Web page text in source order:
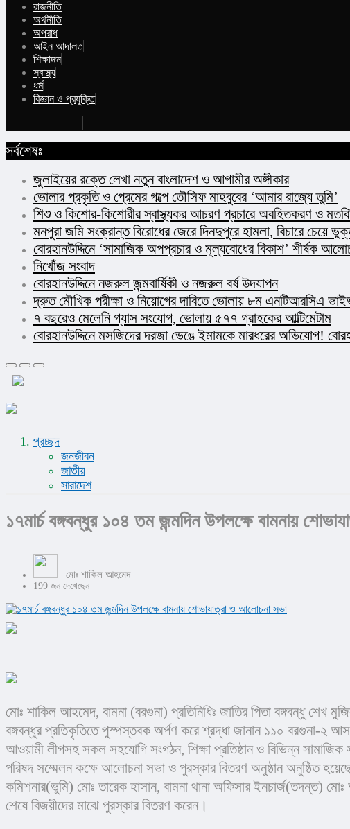
রাজনীতি
অর্থনীতি
অপরাধ
আইন আদালত
শিক্ষাঙ্গন
স্বাস্থ্য
ধর্ম
বিজ্ঞান ও প্রযুক্তি
সর্বশেষঃ
জুলাইয়ের রক্তে লেখা নতুন বাংলাদেশ ও আগামীর অঙ্গীকার​
ভোলার প্রকৃতি ও প্রেমের গল্পে তৌসিফ মাহবুবের ‘আমার রাজ্যে তুমি’
শিশু ও কিশোর-কিশোরীর স্বাস্থ্যকর আচরণ প্রচারে অবহিতকরণ ও
মনপুরা জমি সংক্রান্ত বিরোধের জেরে দিনদুপুরে হামলা, বিচারে চেয়ে
বোরহানউদ্দিনে ‘সামাজিক অপপ্রচার ও মূল্যবোধের বিকাশ’ শীর্ষক
নিখোঁজ সংবাদ
বোরহানউদ্দিনে নজরুল জন্মবার্ষিকী ও নজরুল বর্ষ উদযাপন
দ্রুত মৌখিক পরীক্ষা ও নিয়োগের দাবিতে ভোলায় ৮ম এনটিআরসিএ
৭ বছরেও মেলেনি গ্যাস সংযোগ, ভোলায় ৫৭৭ গ্রাহকের আল্টিমেটাম
বোরহানউদ্দিনে মসজিদের দরজা ভেঙে ইমামকে মারধরের অভিযোগ!
প্রচ্ছদ
জনজীবন
জাতীয়
সারাদেশ
১৭মার্চ বঙ্গবন্ধুর ১০৪ তম জন্মদিন উপলক্ষে বামনায়
মোঃ শাকিল আহমেদ
199 জন দেখেছেন
মোঃ শাকিল আহমেদ, বামনা (বরগুনা) প্রতিনিধিঃ জাতির পিতা বঙ্গবন্ধু শেখ
বঙ্গবন্ধুর প্রতিকৃতিতে পুস্পস্তবক অর্পণ করে শ্রদ্ধা জানান ১১০ বরগুনা-২
আওয়ামী লীগসহ সকল সহযোগি সংগঠন, শিক্ষা প্রতিষ্ঠান ও বিভিন্ন
পরিষদ সম্মেলন কক্ষে আলোচনা সভা ও পুরস্কার বিতরণ অনুষ্ঠান অনুষ্ঠিত
কমিশনার(ভুমি) মোঃ তারেক হাসান, বামনা থানা অফিসার ইনচার্জ(তদন্ত)
শেষে বিজয়ীদের মাঝে পুরস্কার বিতরণ করেন।